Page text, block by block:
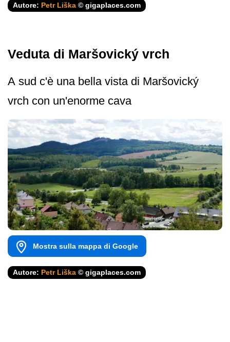
Autore: Petr Liška © gigaplaces.com
Veduta di Maršovický vrch
A sud c'è una bella vista di Maršovický
vrch con un'enorme cava
Mostra sulla mappa di Google
Autore: Petr Liška © gigaplaces.com